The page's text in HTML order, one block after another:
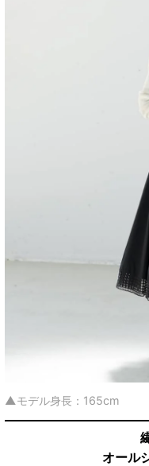
▲モデル身長：165cm
オール